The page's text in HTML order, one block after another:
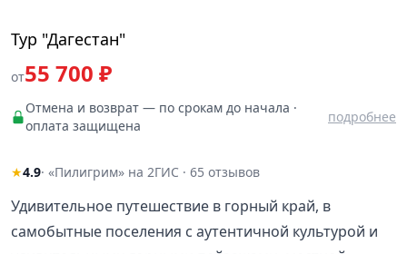
Тур "Дагестан"
от55 700 ₽
Отмена и возврат — по срокам до начала ·
оплата защищена
подробнее
★4.9· «Пилигрим» на 2ГИС · 65 отзывов
Удивительное путешествие в горный край, в
самобытные поселения с аутентичной культурой и